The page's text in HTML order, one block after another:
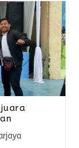
juara